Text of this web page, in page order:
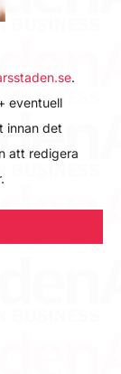
.
eventuell
innan det
att redigera